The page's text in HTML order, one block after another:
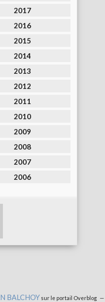
2017
2016
2015
2014
2013
2012
2011
2010
2009
2008
2007
2006
BALCHOY sur le portail Overblog